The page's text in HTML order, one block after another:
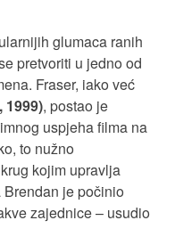
glumaca ranih
pretvoriti u jedno od
Fraser, iako već
1999), postao je
uspjeha filma na
to nužno
kojim upravlja
je počinio
zajednice – usudio